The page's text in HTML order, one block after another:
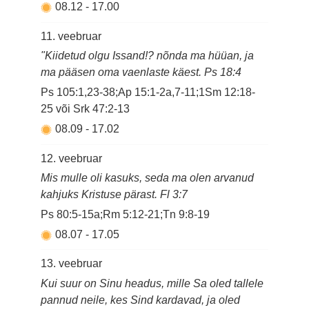
08.12- 17.00
11. veebruar
"Kiidetud olgu Issand!? nõnda ma hüüan, ja
ma pääsen oma vaenlaste käest. Ps 18:4
Ps 105:1,23-38;Ap 15:1-2a,7-11;1Sm 12:18-
25 või Srk 47:2-13
08.09- 17.02
12. veebruar
Mis mulle oli kasuks, seda ma olen arvanud
kahjuks Kristuse pärast. Fl 3:7
Ps 80:5-15a;Rm 5:12-21;Tn 9:8-19
08.07- 17.05
13. veebruar
Kui suur on Sinu headus, mille Sa oled tallele
pannud neile, kes Sind kardavad, ja oled